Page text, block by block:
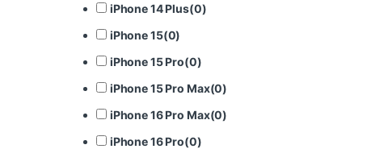
iPhone 14 Plus(0)
iPhone 15(0)
iPhone 15 Pro(0)
iPhone 15 Pro Max(0)
iPhone 16 Pro Max(0)
iPhone 16 Pro(0)